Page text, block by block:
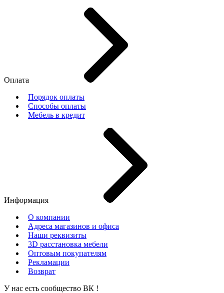
Оплата
Порядок оплаты
Способы оплаты
Мебель в кредит
Информация
О компании
Адреса магазинов и офиса
Наши реквизиты
3D расстановка мебели
Оптовым покупателям
Рекламации
Возврат
У нас есть сообщество ВК !